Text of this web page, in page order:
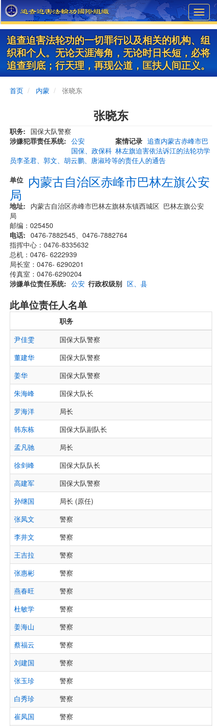
Skip
to
main
content
追查迫害法轮功的一切罪行以及相关的机构、组
织和个人。无论天涯海角，无论时日长短，必将
追查到底；行天理，再现公道，匡扶人间正义。
首页 内蒙 张晓东
张晓东
职务
国保大队警察
涉嫌犯罪责任系统
公安
国保、政保科
案情记录 追查内蒙古赤峰市巴
林左旗迫害依法诉江的法轮功学
员李圣君、郭文、胡云鹏、唐淑玲等的责任人的通告
单位 内蒙古自治区赤峰市巴林左旗公安
局
地址
内蒙古自治区赤峰市巴林左旗林东镇西城区 巴林左旗公安
局
邮编：025450
电话
0476-7882545、0476-7882764
指挥中心：0476-8335632
总机：0476- 6222939
局长室：0476- 6290201
传真室：0476-6290204
涉嫌单位责任系统
公安 行政权级别 区、县
此单位责任人名单
职务
尹佳雯
国保大队警察
董建华
国保大队警察
姜华
国保大队警察
朱海峰
国保大队长
罗海洋
局长
韩东栋
国保大队副队长
孟凡驰
局长
徐剑峰
国保大队队长
高建军
国保大队警察
孙继国
局长 (原任)
张凤文
警察
李井文
警察
王吉拉
警察
张惠彬
警察
燕春旺
警察
杜敏学
警察
姜海山
警察
蔡福云
警察
刘建国
警察
张玉珍
警察
白秀珍
警察
崔凤国
警察